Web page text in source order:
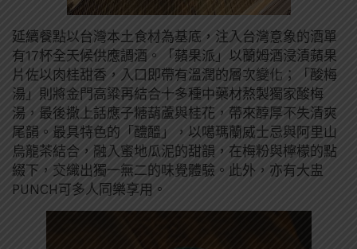
延續餐點以台灣本土食材為基底，注入台灣意象的酒單
有17杯全天候供應調酒。「蘋果派」以蘭姆酒浸漬蘋果
片佐以肉桂甜香，入口即帶有溫潤的層次變化；「酸梅
湯」則將金門高粱再結合十多種中藥材熬製獨家酸梅
湯，最後撒上話應子糖葫蘆與桂花，帶來醇厚不失清爽
尾韻。最具特色的「醴醞」，以噶瑪蘭威士忌與阿里山
烏龍茶結合，融入蜜地瓜泥的甜韻，在梅粉與檸檬的點
綴下，交織出獨一無二的味覺體驗。此外，亦有大盅
PUNCH可多人同樂享用。